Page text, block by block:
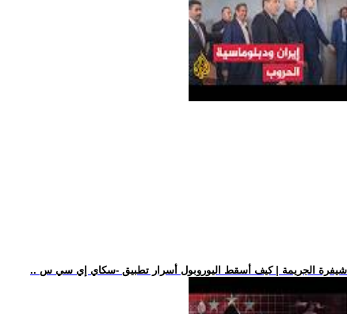
.. شيفرة الجريمة | كيف أسقط اليوروبول أسرار تطبيق -سكاي إي سي س